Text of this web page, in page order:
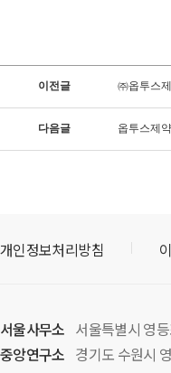
이전글 ㈜옵투스
다음글 옵투스제
개인정보처리방침
서울사무소 서울특별시 영
중앙연구소 경기도 수원시